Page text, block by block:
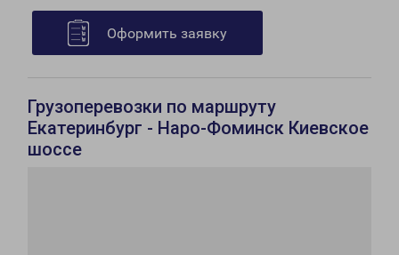
Оформить заявку
Грузоперевозки по маршруту
Екатеринбург - Наро-Фоминск Киевское
шоссе